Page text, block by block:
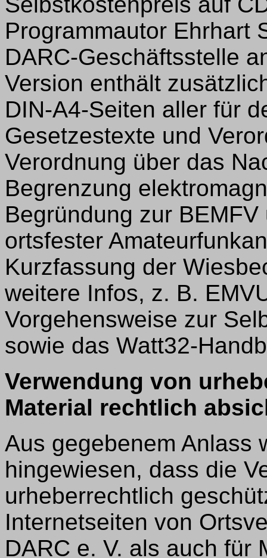
Programmautor Ehrhart
DARC-Geschäftsstelle
Version enthält
DIN-A4-Seiten aller für
Gesetzestexte und
Verordnung über das
Begrenzung
Begründung zur
ortsfester
Kurzfassung der
weitere Infos, z. B.
Vorgehensweise zur
sowie das Watt32-
Verwendung von
Material rechtlich
Aus gegebenem Anlass
hingewiesen, dass die
urheberrechtlich
Internetseiten von
DARC e. V. als auch für